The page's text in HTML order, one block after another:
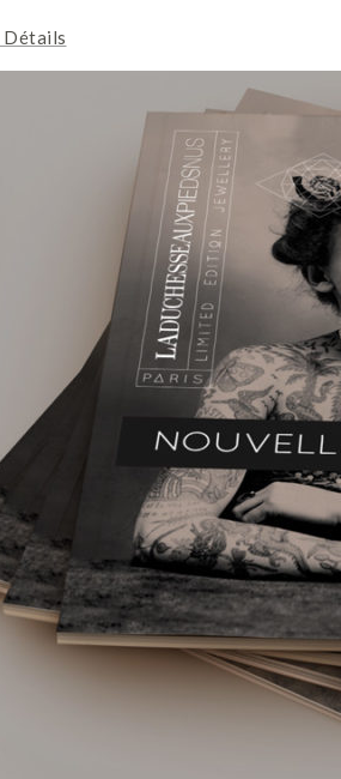
Détails